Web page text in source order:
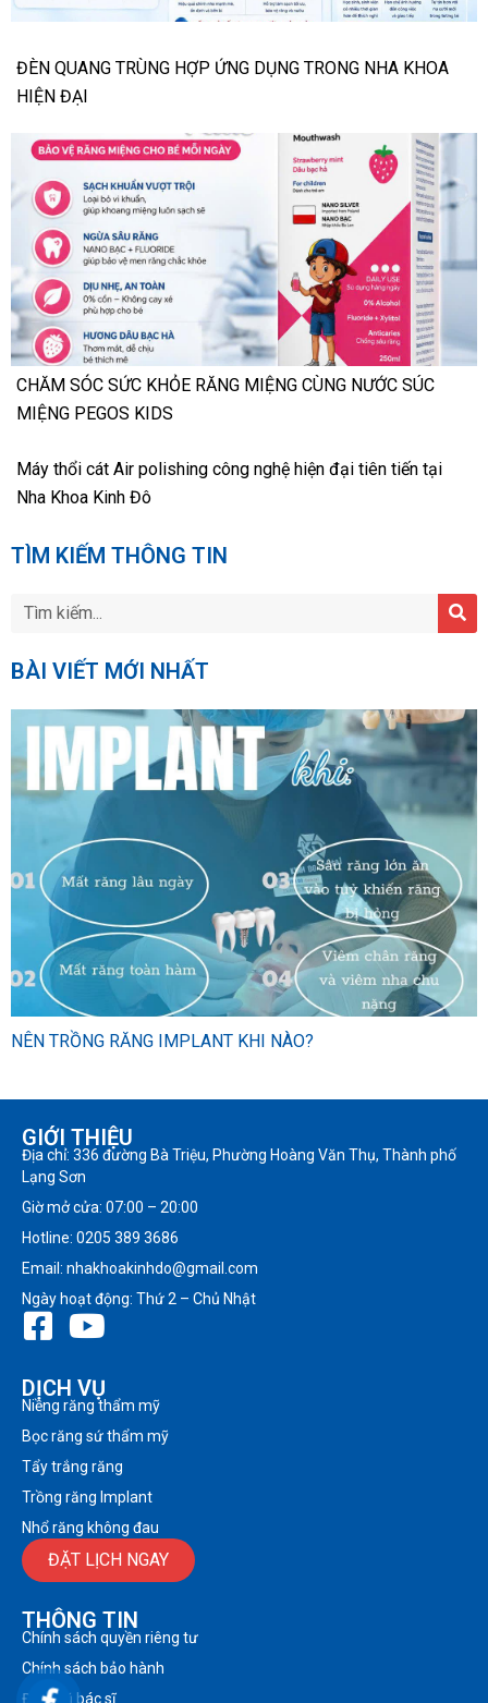
ĐÈN QUANG TRÙNG HỢP ỨNG DỤNG TRONG NHA KHOA
HIỆN ĐẠI
CHĂM SÓC SỨC KHỎE RĂNG MIỆNG CÙNG NƯỚC SÚC
MIỆNG PEGOS KIDS
Máy thổi cát Air polishing công nghệ hiện đại tiên tiến tại
Nha Khoa Kinh Đô
TÌM KIẾM THÔNG TIN
BÀI VIẾT MỚI NHẤT
NÊN TRỒNG RĂNG IMPLANT KHI NÀO?
GIỚI THIỆU
Địa chỉ: 336 đường Bà Triệu, Phường Hoàng Văn Thụ, Thành phố
Lạng Sơn
Giờ mở cửa: 07:00 – 20:00
Hotline: 0205 389 3686
Email: nhakhoakinhdo@gmail.com
Ngày hoạt động: Thứ 2 – Chủ Nhật
DỊCH VỤ
Niềng răng thẩm mỹ
Bọc răng sứ thẩm mỹ
Tẩy trắng răng
Trồng răng Implant
Nhổ răng không đau
ĐẶT LỊCH NGAY
THÔNG TIN
Chính sách quyền riêng tư
Chính sách bảo hành
Đội ngũ bác sĩ